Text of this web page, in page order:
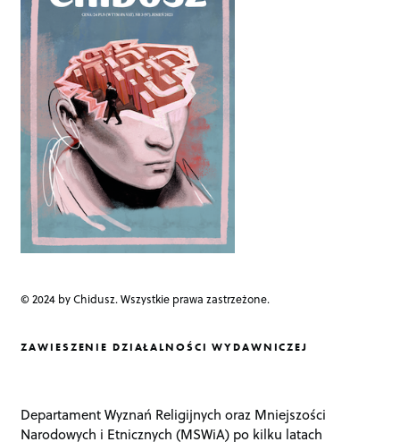
a
t
i
o
n
© 2024 by Chidusz. Wszystkie prawa zastrzeżone.
ZAWIESZENIE DZIAŁALNOŚCI WYDAWNICZEJ
Departament Wyznań Religijnych oraz Mniejszości
Narodowych i Etnicznych (MSWiA) po kilku latach